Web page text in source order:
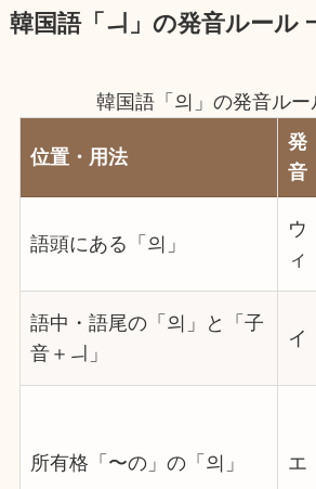
韓国語「ㅢ」の発音ルール
韓国語「의」の発音ルー
位置・用法
発
音
語頭にある「의」
ウ
ィ
語中・語尾の「의」と「子
音＋ㅢ」
イ
所有格「〜の」の「의」 エ